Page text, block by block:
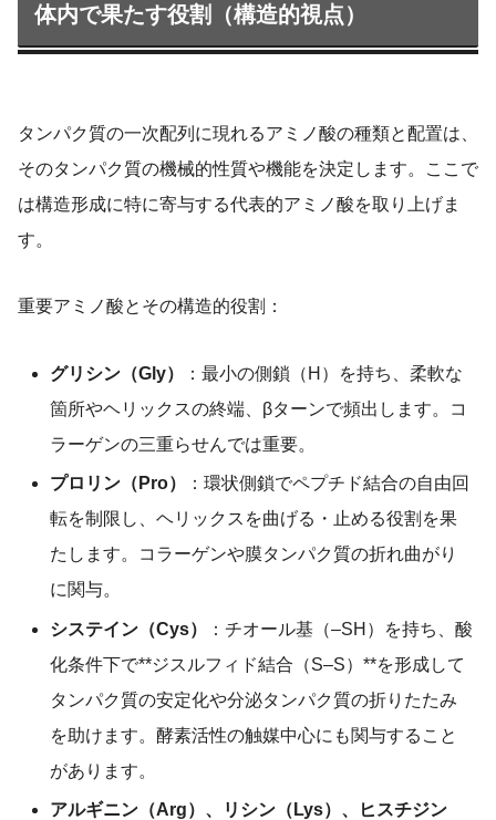
体内で果たす役割（構造的視点）
タンパク質の一次配列に現れるアミノ酸の種類と配置は、
そのタンパク質の機械的性質や機能を決定します。ここで
は構造形成に特に寄与する代表的アミノ酸を取り上げま
す。
重要アミノ酸とその構造的役割：
グリシン（Gly）
：最小の側鎖（H）を持ち、柔軟な
箇所やヘリックスの終端、βターンで頻出します。コ
ラーゲンの三重らせんでは重要。
プロリン（Pro）
：環状側鎖でペプチド結合の自由回
転を制限し、ヘリックスを曲げる・止める役割を果
たします。コラーゲンや膜タンパク質の折れ曲がり
に関与。
システイン（Cys）
：チオール基（–SH）を持ち、酸
化条件下で**ジスルフィド結合（S–S）**を形成して
タンパク質の安定化や分泌タンパク質の折りたたみ
を助けます。酵素活性の触媒中心にも関与すること
があります。
アルギニン（Arg）、リシン（Lys）、ヒスチジン